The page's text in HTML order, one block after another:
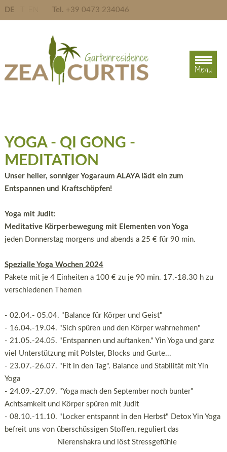
DE Tel. +39 0473 234046
Menu
YOGA - QI GONG -
MEDITATION
Unser heller, sonniger Yogaraum ALAYA lädt ein zum
Entspannen und Kraftschöpfen!
Yoga mit Judit:
Meditative Körperbewegung mit Elementen von Yoga
jeden Donnerstag morgens und abends a 25 € für 90 min.
Spezialle Yoga Wochen 2024
Pakete mit je 4 Einheiten a 100 € zu je 90 min. 17.-18.30 h zu
verschiedenen Themen
- 02.04.- 05.04. "Balance für Körper und Geist"
- 16.04.-19.04. "Sich spüren und den Körper wahrnehmen"
- 21.05.-24.05. "Entspannen und auftanken." Yin Yoga und ganz
viel Unterstützung mit Polster, Blocks und Gurte...
- 23.07.-26.07. "Fit in den Tag". Balance und Stabilität mit Yin
Yoga
- 24.09.-27.09. "Yoga mach den September noch bunter"
Achtsamkeit und Körper spüren mit Judit
- 08.10.-11.10. "Locker entspannt in den Herbst" Detox Yin Yoga
befreit uns von überschüssigen Stoffen, reguliert das
Nierenshakra und löst Stressgefühle
Menu